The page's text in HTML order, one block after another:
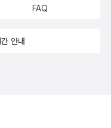
FAQ
안내